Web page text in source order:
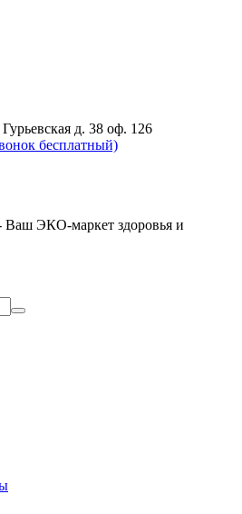
д. 38 оф. 126
бесплатный)
Ваш ЭКО-маркет здоровья и